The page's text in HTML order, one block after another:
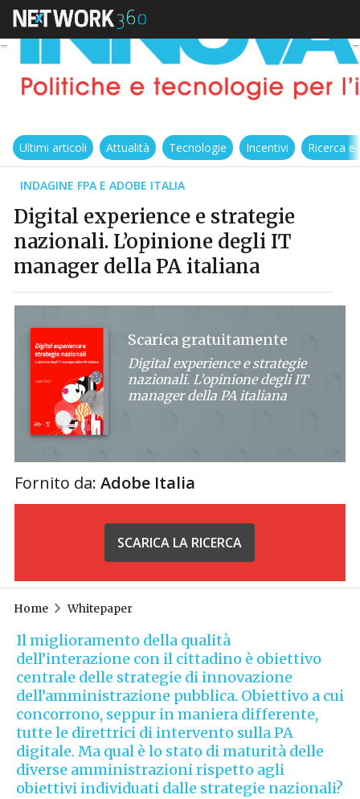
Ultimi articoli Attualità Tecnologie Incentivi Ricerca
INDAGINE FPA E ADOBE ITALIA
Digital experience e strategie
nazionali. L’opinione degli IT
manager della PA italiana
Scarica gratuitamente
Digital experience e strategie
nazionali. L’opinione degli IT
manager della PA italiana
Fornito da:Adobe Italia
SCARICA LA RICERCA
Home Whitepaper
Il miglioramento della qualità
dell’interazione con il cittadino è obiettivo
centrale delle strategie di innovazione
dell’amministrazione pubblica. Obiettivo a cui
concorrono, seppur in maniera differente,
tutte le direttrici di intervento sulla PA
digitale. Ma qual è lo stato di maturità delle
diverse amministrazioni rispetto agli
obiettivi individuati dalle strategie nazionali?